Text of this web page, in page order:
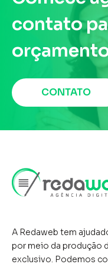
aumentem
longo dos
Facebook
melhores
mais
precisa de
estratégica
contato
CONTATO
A Redaweb tem
por meio da produção
exclusivo. Podemos